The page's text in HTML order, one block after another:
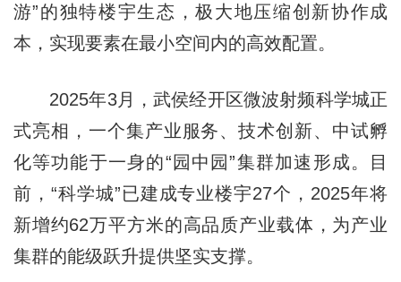
游”的独特楼宇生态，极大地压缩创新协作成
本，实现要素在最小空间内的高效配置。
2025年3月，武侯经开区微波射频科学城正
式亮相，一个集产业服务、技术创新、中试孵
化等功能于一身的“园中园”集群加速形成。目
前，“科学城”已建成专业楼宇27个，2025年将
新增约62万平方米的高品质产业载体，为产业
集群的能级跃升提供坚实支撑。